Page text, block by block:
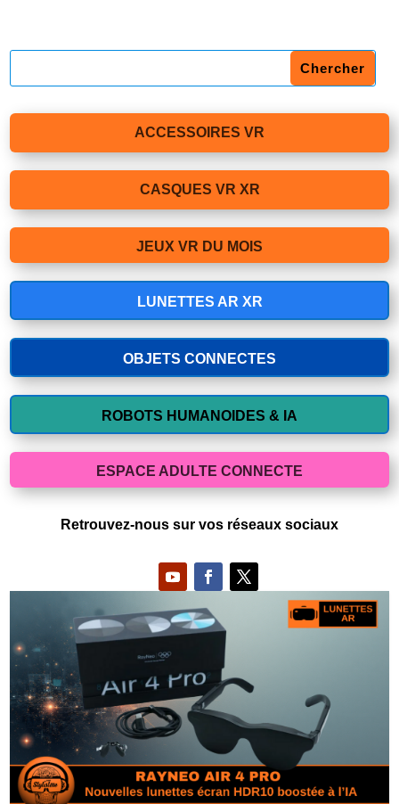
ACCESSOIRES VR
CASQUES VR XR
JEUX VR DU MOIS
LUNETTES AR XR
OBJETS CONNECTES
ROBOTS HUMANOIDES & IA
ESPACE ADULTE CONNECTE
Retrouvez-nous sur vos réseaux sociaux